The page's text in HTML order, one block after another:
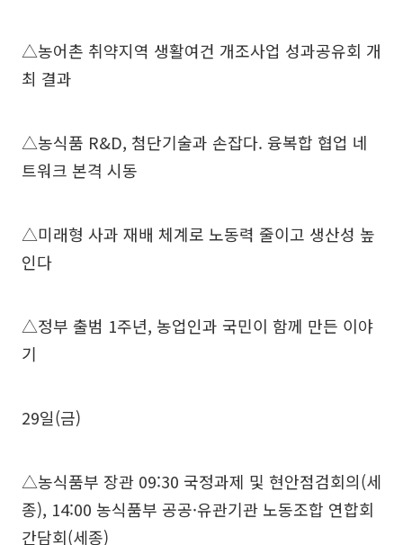
△농어촌 취약지역 생활여건 개조사업 성과공유회 개
최 결과
△농식품 R&D, 첨단기술과 손잡다. 융복합 협업 네
트워크 본격 시동
△미래형 사과 재배 체계로 노동력 줄이고 생산성 높
인다
△정부 출범 1주년, 농업인과 국민이 함께 만든 이야
기
29일(금)
△농식품부 장관 09:30 국정과제 및 현안점검회의(세
종), 14:00 농식품부 공공·유관기관 노동조합 연합회
간담회(세종)